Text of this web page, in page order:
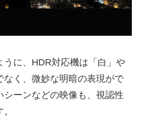
うに、HDR対応機は「白」や
なく、微妙な明暗の表現がで
シーンなどの映像も、視認性